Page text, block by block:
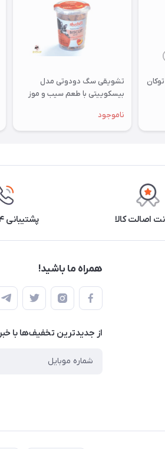
تشویقی سگ دودوتی مدل
بیسکوییتی با طعم سیب و موز
ناموجود
اصالت کالا پشتیبانی ۲۴ ساعته
همراه ما باشید!
از جدید‌ترین تخفیف‌ها با‌